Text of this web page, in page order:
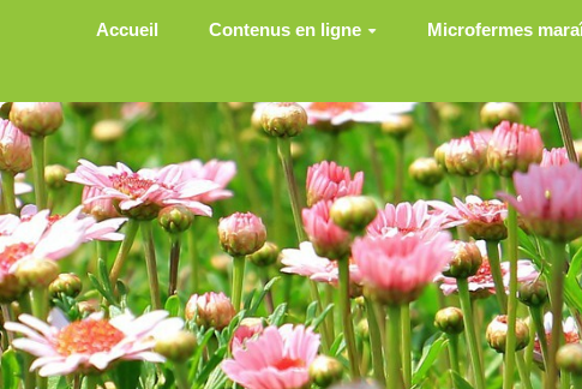
Aller au contenu principal
Accueil Contenus en ligne Microfermes